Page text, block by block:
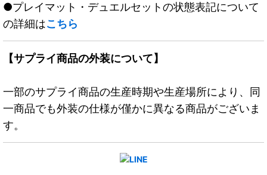
●プレイマット・デュエルセットの状態表記について
の詳細はこちら
【サプライ商品の外装について】
一部のサプライ商品の生産時期や生産場所により、同
一商品でも外装の仕様が僅かに異なる商品がございま
す。